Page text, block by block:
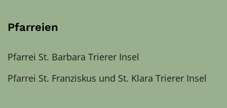
Pfarreien
Pfarrei St. Barbara Trierer Insel
Pfarrei St. Franziskus und St. Klara Trierer Insel